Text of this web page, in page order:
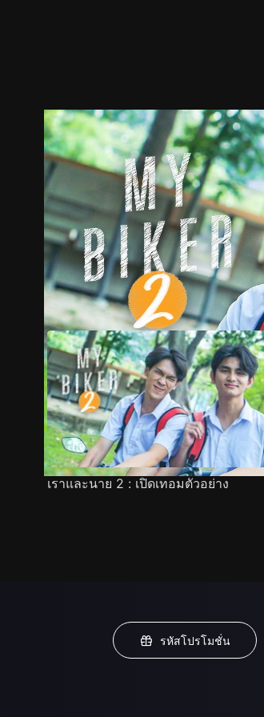
ตัวอย่าง ภาพนิ่ง เนื้อหาที่แนะนำ
เราและนาย 2 : เปิดเทอมตัวอย่าง
รหัสโปรโมชั่น